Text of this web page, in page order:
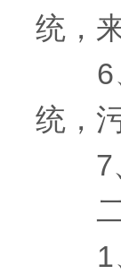
统，
6、
统，
7、
二
1、